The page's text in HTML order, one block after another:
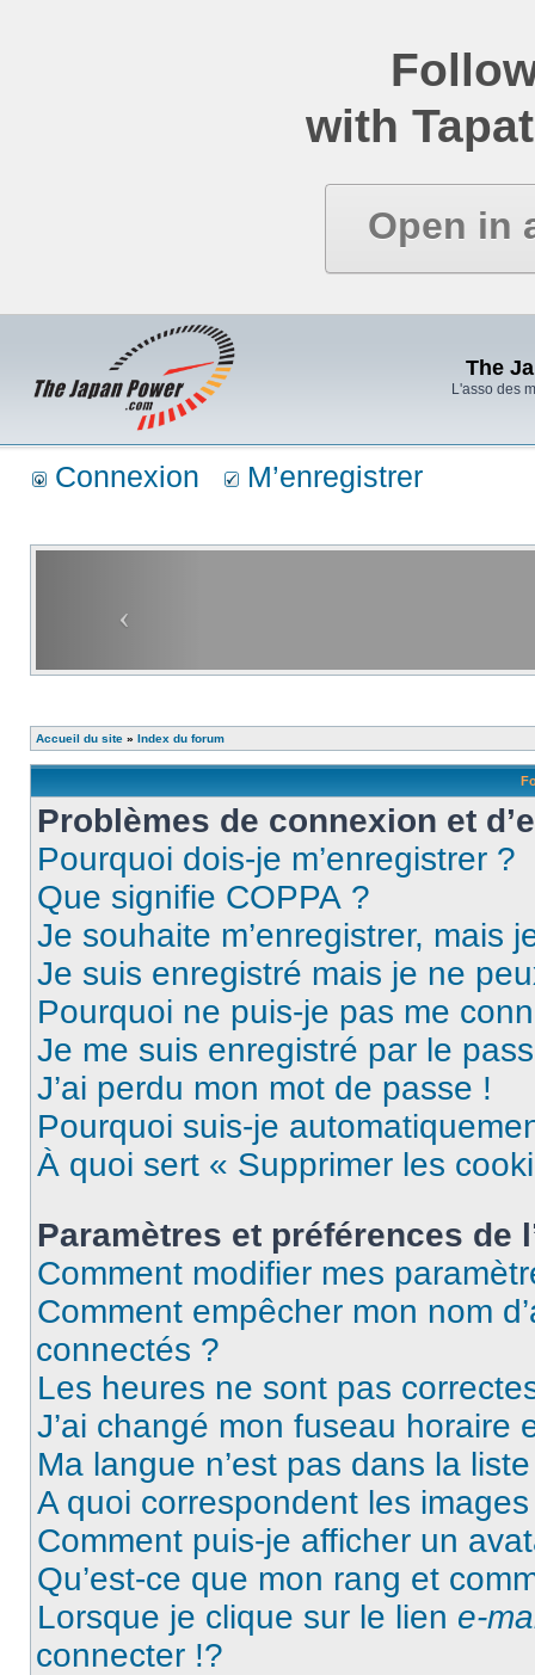
with
Open in
The
L'asso des
Connexion M’enregistrer
Accueil du site » Index du forum
Problèmes de connexion et
Pourquoi dois-je m’enregistrer ?
Que signifie COPPA ?
Je souhaite m’enregistrer, mais
Je suis enregistré mais je ne
Pourquoi ne puis-je pas me
Je me suis enregistré par le
J’ai perdu mon mot de passe !
Pourquoi suis-je
À quoi sert « Supprimer les
Paramètres et préférences de
Comment modifier mes
Comment empêcher mon nom
connectés ?
Les heures ne sont pas
J’ai changé mon fuseau horaire
Ma langue n’est pas dans la
A quoi correspondent les
Comment puis-je afficher un
Qu’est-ce que mon rang et
Lorsque je clique sur le lien e-
connecter !?